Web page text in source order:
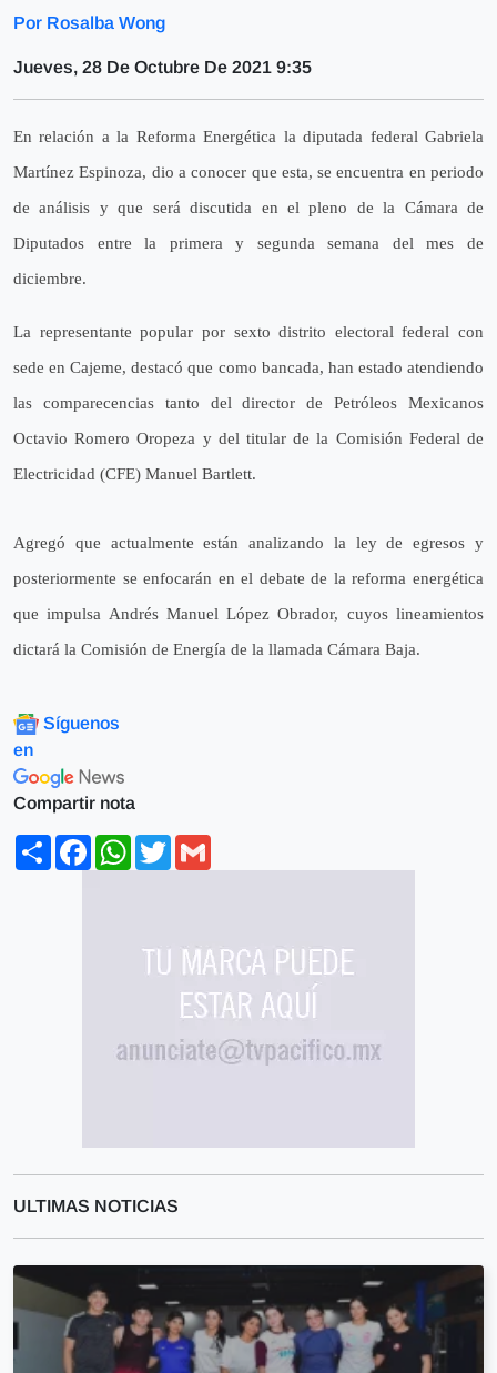
Por Rosalba Wong
Jueves, 28 De Octubre De 2021 9:35
En relación a la Reforma Energética la diputada federal Gabriela
Martínez Espinoza, dio a conocer que esta, se encuentra en periodo
de análisis y que será discutida en el pleno de la Cámara de
Diputados entre la primera y segunda semana del mes de
diciembre.
La representante popular por sexto distrito electoral federal con
sede en Cajeme, destacó que como bancada, han estado atendiendo
las comparecencias tanto del director de Petróleos Mexicanos
Octavio Romero Oropeza y del titular de la Comisión Federal de
Electricidad (CFE) Manuel Bartlett.
Agregó que actualmente están analizando la ley de egresos y
posteriormente se enfocarán en el debate de la reforma energética
que impulsa Andrés Manuel López Obrador, cuyos lineamientos
dictará la Comisión de Energía de la llamada Cámara Baja.
Síguenos
en
Compartir nota
ShareFacebookWhatsApp
Twitter
ULTIMAS NOTICIAS